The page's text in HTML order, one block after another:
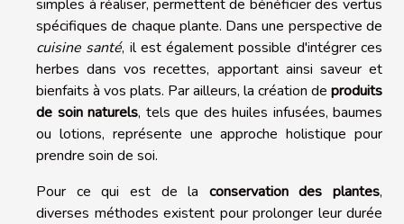
simples à réaliser, permettent de bénéficier des vertus
spécifiques de chaque plante. Dans une perspective de
cuisine santé, il est également possible d'intégrer ces
herbes dans vos recettes, apportant ainsi saveur et
bienfaits à vos plats. Par ailleurs, la création de produits
de soin naturels, tels que des huiles infusées, baumes
ou lotions, représente une approche holistique pour
prendre soin de soi.
Pour ce qui est de la conservation des plantes,
diverses méthodes existent pour prolonger leur durée